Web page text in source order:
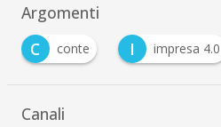
Argomenti
C
conte I impresa 4.0
Canali